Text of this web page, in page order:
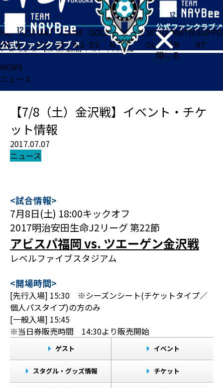
閉じる
HO
ME
TICK
ET
MAT
CH
TEA
M
NE
WS
GOO
DS
FA
N
ACADE
MY
SCHO
OL
PARTN
ER
SUPPO
RT
ホーム>ニュース>【7/8（土）金沢戦】イベント・チケット情報
NEWS
ニュース
【7/8（土）金沢戦】イベント・チケ
ット情報
2017.07.07
ニュース
<試合情報>
7月8日(土) 18:00キックオフ
2017明治安田生命J2リーグ 第22節
アビスパ福岡 vs. ツエーゲン金沢戦
レベルファイブスタジアム
<開場時間>
[先行入場] 15:30 ※シーズンシート(チケットタイプ／
個人パスタイプ)の方のみ
[一般入場] 15:45
※当日券販売時間 14:30より販売開始
ゲスト イベント
スタグル・グッズ情報 チケット